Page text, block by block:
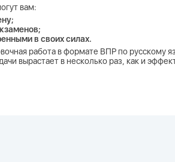
вам:
в своих силах.
работа в формате ВПР по русскому
вырастает в несколько раз, как и